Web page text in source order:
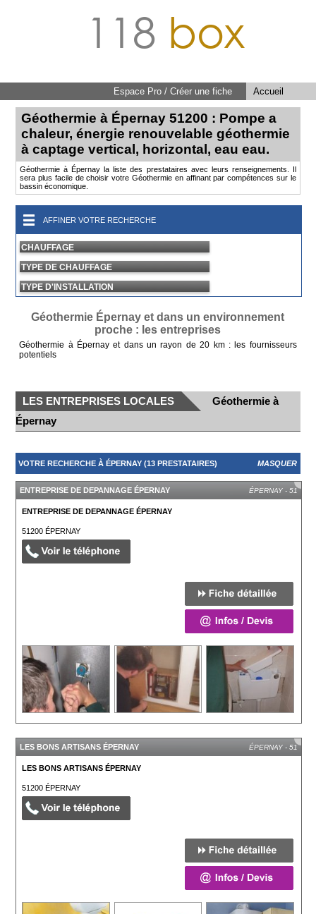
118 box
Accueil
Espace Pro / Créer une fiche
Géothermie à Épernay 51200 : Pompe a
chaleur, énergie renouvelable géothermie
à captage vertical, horizontal, eau eau.
Géothermie à Épernay la liste des prestataires avec leurs renseignements. Il
sera plus facile de choisir votre Géothermie en affinant par compétences sur le
bassin économique.
AFFINER VOTRE RECHERCHE
CHAUFFAGE
TYPE DE CHAUFFAGE
TYPE D'INSTALLATION
Géothermie Épernay et dans un environnement
proche : les entreprises
Géothermie à Épernay et dans un rayon de 20 km : les fournisseurs
potentiels
LES ENTREPRISES LOCALES
Géothermie à
Épernay
VOTRE RECHERCHE À ÉPERNAY (13 PRESTATAIRES) MASQUER
ENTREPRISE DE DEPANNAGE ÉPERNAY ÉPERNAY - 51
ENTREPRISE DE DEPANNAGE ÉPERNAY
51200ÉPERNAY
LES BONS ARTISANS ÉPERNAY ÉPERNAY - 51
LES BONS ARTISANS ÉPERNAY
51200ÉPERNAY